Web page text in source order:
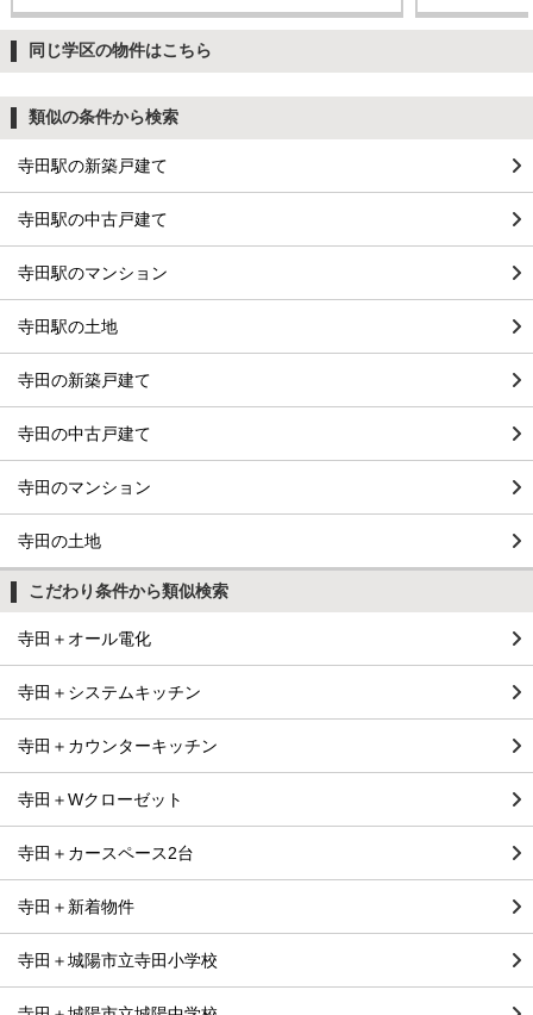
同じ学区の物件はこちら
類似の条件から検索
寺田駅の新築戸建て
寺田駅の中古戸建て
寺田駅のマンション
寺田駅の土地
寺田の新築戸建て
寺田の中古戸建て
寺田のマンション
寺田の土地
こだわり条件から類似検索
寺田＋オール電化
寺田＋システムキッチン
寺田＋カウンターキッチン
寺田＋Wクローゼット
寺田＋カースペース2台
寺田＋新着物件
寺田＋城陽市立寺田小学校